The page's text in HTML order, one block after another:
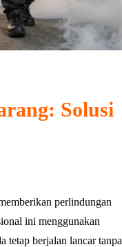
Solusi
perlindungan
ini menggunakan
tetap berjalan lancar tanpa